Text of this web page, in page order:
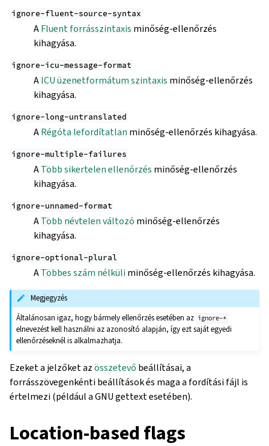
ignore-fluent-source-syntax
AFluent forrásszintaxis minőség-ellenőrzés
kihagyása.
ignore-icu-message-format
AICU üzenetformátum szintaxis minőség-ellenőrzés
kihagyása.
ignore-long-untranslated
ARégóta lefordítatlan minőség-ellenőrzés kihagyása.
ignore-multiple-failures
ATöbb sikertelen ellenőrzés minőség-ellenőrzés
kihagyása.
ignore-unnamed-format
ATöbb névtelen változó minőség-ellenőrzés
kihagyása.
ignore-optional-plural
ATöbbes szám nélküli minőség-ellenőrzés kihagyása.
Megjegyzés
Általánosan igaz, hogy bármely ellenőrzés esetében az ignore-*
elnevezést kell használni az azonosító alapján, így ezt saját egyedi
ellenőrzéseknél is alkalmazhatja.
Ezeket a jelzőket azösszetevő beállításai, a
forrásszövegenkénti beállítások és maga a fordítási fájl is
értelmezi (például a GNU gettext esetében).
Location-based flags